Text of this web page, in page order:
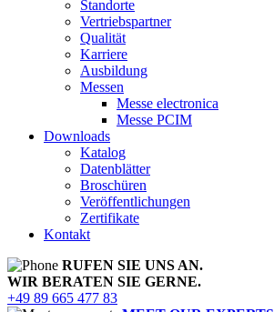
Standorte
Vertriebspartner
Qualität
Karriere
Ausbildung
Messen
Messe electronica
Messe PCIM
Downloads
Katalog
Datenblätter
Broschüren
Veröffentlichungen
Zertifikate
Kontakt
RUFEN SIE UNS AN.
WIR BERATEN SIE GERNE.
+49 89 665 477 83